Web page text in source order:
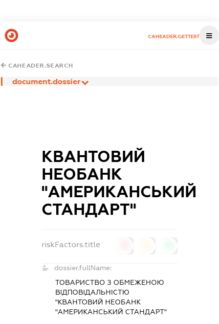
CAHEADER.GETTEST
CAHEADER.SEARCH
document.dossier
КВАНТОВИЙ
НЕОБАНК
"АМЕРИКАНСЬКИЙ
СТАНДАРТ"
riskFactors.title
dossier.fullName:
ТОВАРИСТВО З ОБМЕЖЕНОЮ
ВІДПОВІДАЛЬНІСТЮ
"КВАНТОВИЙ НЕОБАНК
"АМЕРИКАНСЬКИЙ СТАНДАРТ"